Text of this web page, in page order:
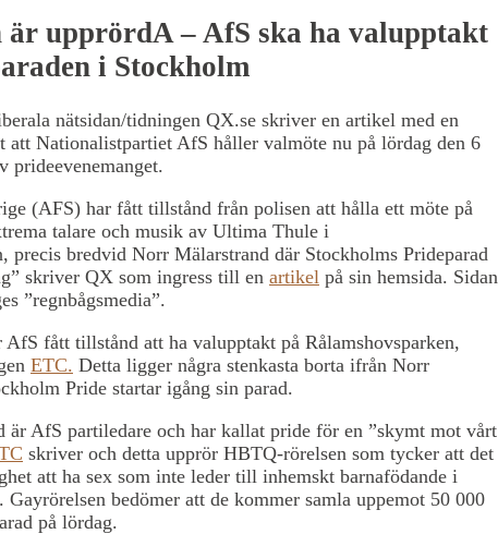
är upprördA – AfS ska ha valupptakt
i Stockholm
nätsidan/tidningen QX.se skriver en artikel med en
att Nationalistpartiet AfS håller valmöte nu på lördag den 6
prideevenemanget.
(AFS) har fått tillstånd från polisen att hålla ett möte på
talare och musik av Ultima Thule i
precis bredvid Norr Mälarstrand där Stockholms Prideparad
skriver QX som ingress till en artikel på sin hemsida. Sidan
”regnbågsmedia”.
fått tillstånd att ha valupptakt på Rålamshovsparken,
ETC. Detta ligger några stenkasta borta ifrån Norr
Pride startar igång sin parad.
är AfS partiledare och har kallat pride för en ”skymt mot vårt
skriver och detta upprör HBTQ-rörelsen som tycker att det
att ha sex som inte leder till inhemskt barnafödande i
Gayrörelsen bedömer att de kommer samla uppemot 50 000
på lördag.